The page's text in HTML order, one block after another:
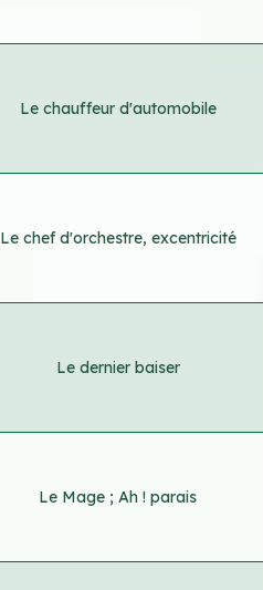
Le chauffeur d'automobile
Le chef d'orchestre, excentricité
Le dernier baiser
Le Mage ; Ah ! parais